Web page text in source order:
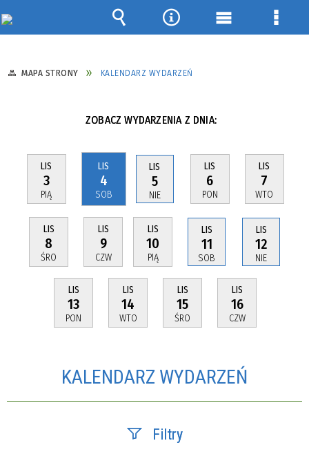
MAPA STRONY KALENDARZ WYDARZEŃ
ZOBACZ WYDARZENIA Z DNIA:
LIS
3
PIĄ
LIS
4
SOB
LIS
5
NIE
LIS
6
PON
LIS
7
WTO
LIS
8
ŚRO
LIS
9
CZW
LIS
10
PIĄ
LIS
11
SOB
LIS
12
NIE
LIS
13
PON
LIS
14
WTO
LIS
15
ŚRO
LIS
16
CZW
KALENDARZ WYDARZEŃ
Filtry
Wyszukiwarka
NarzędziaMenu
Menu